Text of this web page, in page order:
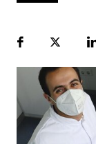
FacebookPlattform